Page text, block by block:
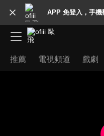
APP 免登入，手機
推薦 電視頻道 戲劇